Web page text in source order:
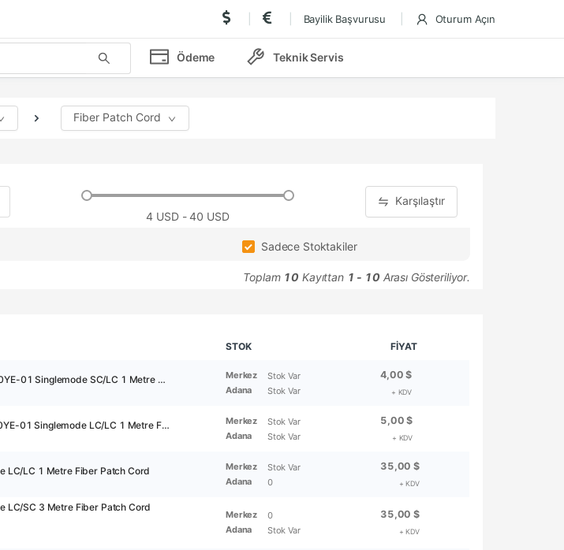
Bayilik Başvurusu Oturum Açın
Ödeme Teknik Servis
Fiber Patch Cord
4 USD - 40 USD
Karşılaştır
Sadece Stoktakiler
Toplam 10 Kayıttan 1 - 10 Arası Gösteriliyor.
STOK FİYAT
36901 - ALFAFONET PCH-SCLCA2DLZ20YE-01 Singlemode SC/LC 1 Metre Fiber Patch Cord Merkez
Stok Var
Adana
Stok Var
4,00 $
+ KDV
39645 - ALFAFONET PCH-LCLCA2DLZ20YE-01 Singlemode LC/LC 1 Metre Fiber Patch Cord Merkez
Stok Var
Adana
Stok Var
5,00 $
+ KDV
LC 1 Metre Fiber Patch Cord Merkez
Stok Var
Adana
0
35,00 $
+ KDV
SC 3 Metre Fiber Patch Cord
Merkez
0
Adana
Stok Var
35,00 $
+ KDV